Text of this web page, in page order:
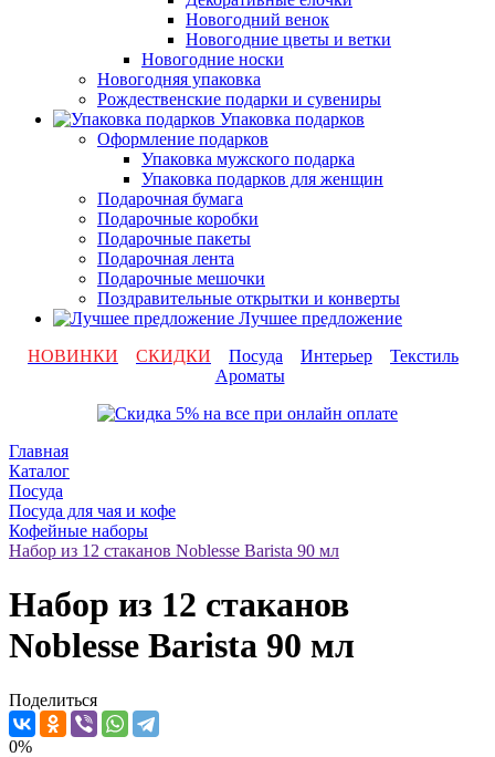
Новогодний венок
Новогодние цветы и ветки
Новогодние носки
Новогодняя упаковка
Рождественские подарки и сувениры
Упаковка подарков
Оформление подарков
Упаковка мужского подарка
Упаковка подарков для женщин
Подарочная бумага
Подарочные коробки
Подарочные пакеты
Подарочная лента
Подарочные мешочки
Поздравительные открытки и конверты
Лучшее предложение
НОВИНКИ
СКИДКИ Посуда Интерьер
Текстиль
Ароматы
Главная
Каталог
Посуда
Посуда для чая и кофе
Кофейные наборы
Набор из 12 стаканов Noblesse Barista 90 мл
Набор из 12 стаканов
Noblesse Barista 90 мл
Поделиться
0%